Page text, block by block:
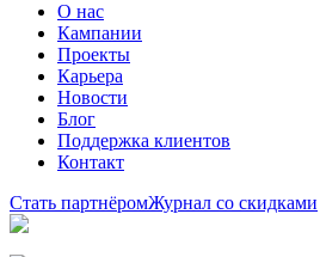
О нас
Кампании
Проекты
Карьера
Новости
Блог
Поддержка клиентов
Контакт
Стать партнёромЖурнал со скидками